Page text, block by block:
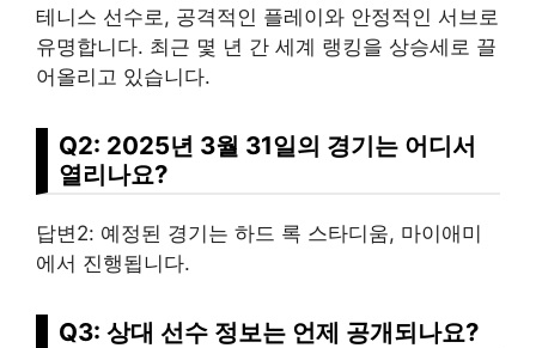
테니스 선수로, 공격적인 플레이와 안정적인 서브로
유명합니다. 최근 몇 년 간 세계 랭킹을 상승세로 끌
어올리고 있습니다.
Q2: 2025년 3월 31일의 경기는 어디서
열리나요?
답변2: 예정된 경기는 하드 록 스타디움, 마이애미
에서 진행됩니다.
Q3: 상대 선수 정보는 언제 공개되나요?